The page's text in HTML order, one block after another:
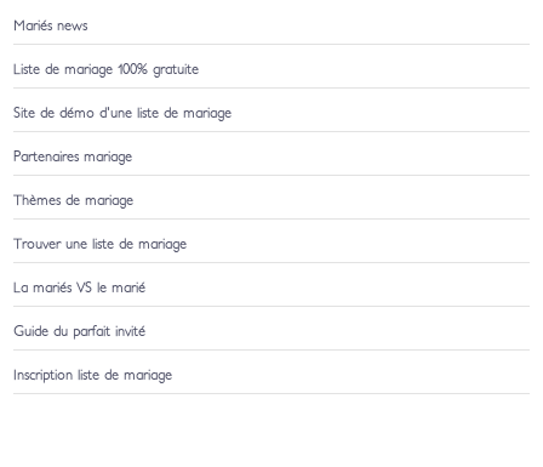
Mariés news
Liste de mariage 100% gratuite
Site de démo d'une liste de mariage
Partenaires mariage
Thèmes de mariage
Trouver une liste de mariage
La mariés VS le marié
Guide du parfait invité
Inscription liste de mariage